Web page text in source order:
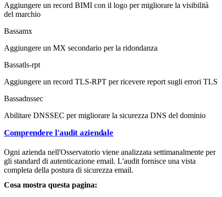
Aggiungere un record BIMI con il logo per migliorare la visibilità
del marchio
Bassamx
Aggiungere un MX secondario per la ridondanza
Bassatls-rpt
Aggiungere un record TLS-RPT per ricevere report sugli errori TLS
Bassadnssec
Abilitare DNSSEC per migliorare la sicurezza DNS del dominio
Comprendere l'audit aziendale
Ogni azienda nell'Osservatorio viene analizzata settimanalmente per
gli standard di autenticazione email. L'audit fornisce una vista
completa della postura di sicurezza email.
Cosa mostra questa pagina: